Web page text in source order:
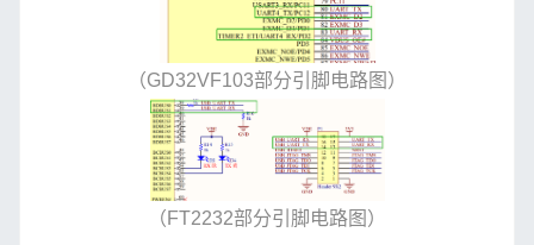
（GD32VF103部分引脚电路图）
（FT2232部分引脚电路图）